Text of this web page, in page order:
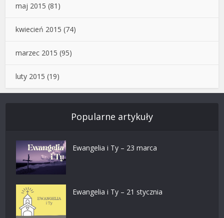
maj 2015 (81)
kwiecień 2015 (74)
marzec 2015 (95)
luty 2015 (19)
Popularne artykuły
Ewangelia i Ty – 23 marca
Ewangelia i Ty – 21 stycznia